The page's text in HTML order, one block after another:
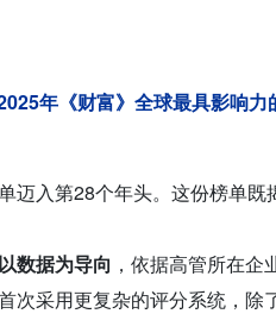
年《财富》全球最具影响力
迈入第28个年头。这份榜单
数据为导向 ，依据高管所在
次采用更复杂的评分系统，除